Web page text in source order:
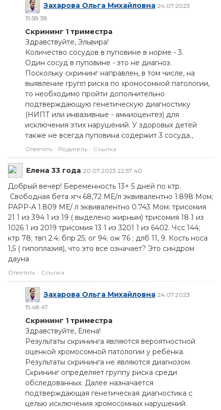
Захарова Ольга Михайловна 24.07.2023
15:58:38
Скрининг 1 триместра
Здравствуйте, Эльвира!
Количество сосудов в пуповине в норме - 3.
Один сосуд в пуповине - это не диагноз.
Поскольку скрининг направлен, в том числе, на
выявление групп риска по хромосомной патологии,
то необходимо пройти дополнительно
подтверждающую генетическую диагностику
(НИПТ или инвазивные - амниоцентез) для
исключения этих нарушений. У здоровых детей
также не всегда пуповина содержит 3 сосуда.,
Ответить Родитель Ссылка
Елена 33 года 20.07.2023 22:57:40
Добрый вечер! Беременность 13+ 5 дней по ктр.
Свободная бета хгч 68,72 МЕ/л эквивалентно 1.898 Мом;
РАРР-А 1.809 МЕ/ л эквивалентно 0.743 Мом; трисомия
21 1 из 394 1 из 19 ( выделено жирным) трисомия 18 1 из
1026 1 из 2019 трисомия 13 1 из 3201 1 из 6402. Чсс 144;
ктр 78; твп 2.4; бпр 25; ог 94; ож 76 ; длб 11, 9. Кость носа
1,5 ( гипоплазия), что это все означает? Это синдром
дауна
Ответить Ссылка
Захарова Ольга Михайловна 24.07.2023
15:48:47
Скрининг 1 триместра
Здравствуйте, Елена!
Результаты скрининга являются вероятностной
оценкой хромосомной патологии у ребёнка.
Результаты скрининга не являются диагнозом.
Скрининг определяет группу риска среди
обследованных. Далее назначается
подтверждающая генетическая диагностика с
целью исключения хромосомных нарушений.